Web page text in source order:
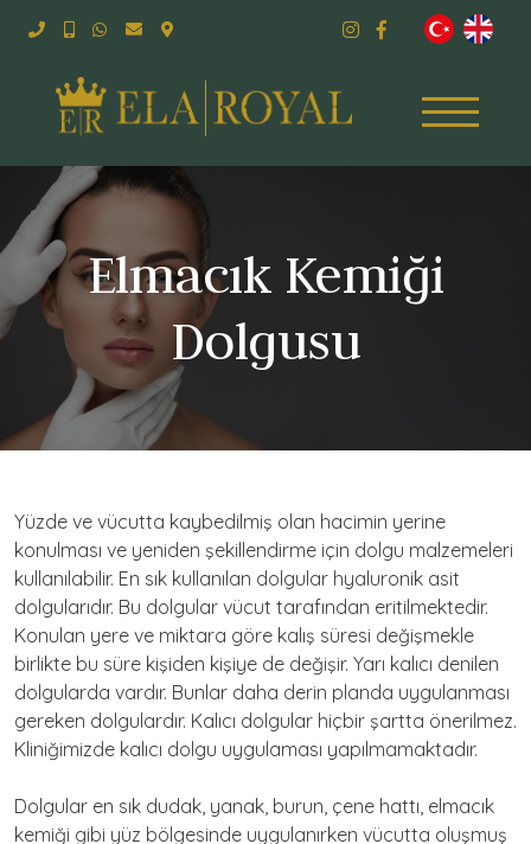
Elmacık Kemiği
Dolgusu
Yüzde ve vücutta kaybedilmiş olan hacimin yerine
konulması ve yeniden şekillendirme için dolgu malzemeleri
kullanılabilir. En sık kullanılan dolgular hyaluronik asit
dolgularıdır. Bu dolgular vücut tarafından eritilmektedir.
Konulan yere ve miktara göre kalış süresi değişmekle
birlikte bu süre kişiden kişiye de değişir. Yarı kalıcı denilen
dolgularda vardır. Bunlar daha derin planda uygulanması
gereken dolgulardır. Kalıcı dolgular hiçbir şartta önerilmez.
Kliniğimizde kalıcı dolgu uygulaması yapılmamaktadır.
Dolgular en sık dudak, yanak, burun, çene hattı, elmacık
kemiği gibi yüz bölgesinde uygulanırken vücutta oluşmuş